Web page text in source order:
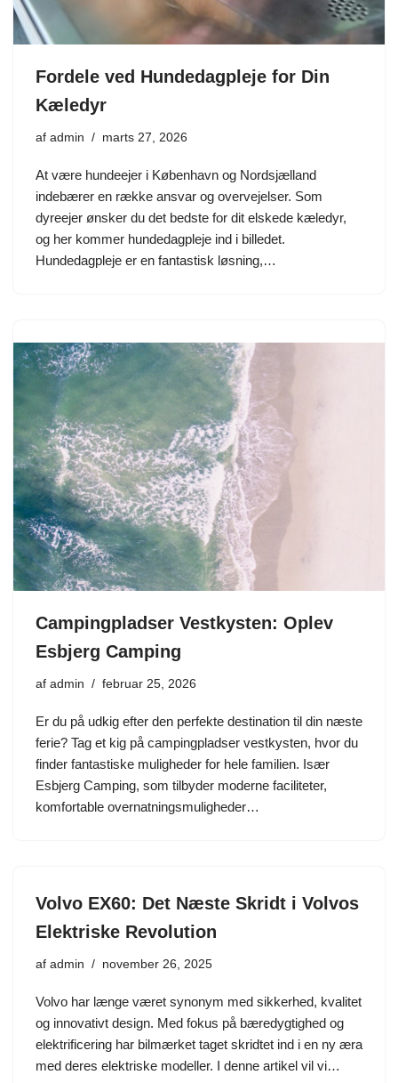
Fordele ved Hundedagpleje for Din
Kæledyr
af admin marts 27, 2026
At være hundeejer i København og Nordsjælland
indebærer en række ansvar og overvejelser. Som
dyreejer ønsker du det bedste for dit elskede kæledyr,
og her kommer hundedagpleje ind i billedet.
Hundedagpleje er en fantastisk løsning,…
Campingpladser Vestkysten: Oplev
Esbjerg Camping
af admin februar 25, 2026
Er du på udkig efter den perfekte destination til din næste
ferie? Tag et kig på campingpladser vestkysten, hvor du
finder fantastiske muligheder for hele familien. Især
Esbjerg Camping, som tilbyder moderne faciliteter,
komfortable overnatningsmuligheder…
Volvo EX60: Det Næste Skridt i Volvos
Elektriske Revolution
af admin november 26, 2025
Volvo har længe været synonym med sikkerhed, kvalitet
og innovativt design. Med fokus på bæredygtighed og
elektrificering har bilmærket taget skridtet ind i en ny æra
med deres elektriske modeller. I denne artikel vil vi…